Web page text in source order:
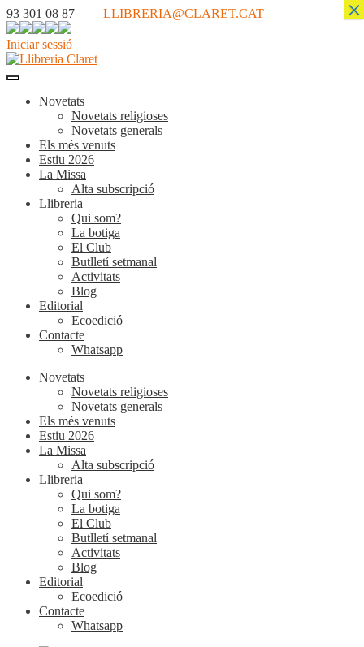
93 301 08 87 | LLIBRERIA@CLARET.CAT
Iniciar sessió
Novetats
Novetats religioses
Novetats generals
Els més venuts
Estiu 2026
La Missa
Alta subscripció
Llibreria
Qui som?
La botiga
El Club
Butlletí setmanal
Activitats
Blog
Editorial
Ecoedició
Contacte
Whatsapp
Novetats
Novetats religioses
Novetats generals
Els més venuts
Estiu 2026
La Missa
Alta subscripció
Llibreria
Qui som?
La botiga
El Club
Butlletí setmanal
Activitats
Blog
Editorial
Ecoedició
Contacte
Whatsapp
×